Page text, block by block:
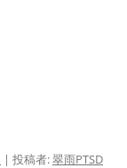
| 投稿者:翠雨PTSD